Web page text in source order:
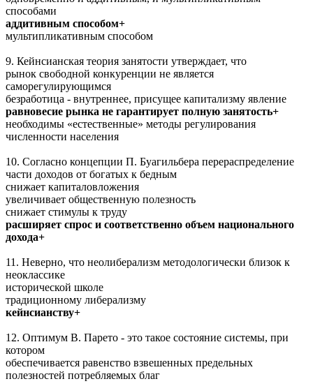
способами
аддитивным способом+
мультипликативным способом
9. Кейнсианская теория занятости утверждает, что
рынок свободной конкуренции не является
саморегулирующимся
безработица - внутреннее, присущее капитализму явление
равновесие рынка не гарантирует полную занятость+
необходимы «естественные» методы регулирования
численности населения
10. Согласно концепции П. Буагильбера перераспределение
части доходов от богатых к бедным
снижает капиталовложения
увеличивает общественную полезность
снижает стимулы к труду
расширяет спрос и соответственно объем национального
дохода+
11. Неверно, что неолиберализм методологически близок к
неоклассике
исторической школе
традиционному либерализму
кейнсианству+
12. Оптимум В. Парето - это такое состояние системы, при
котором
обеспечивается равенство взвешенных предельных
полезностей потребляемых благ